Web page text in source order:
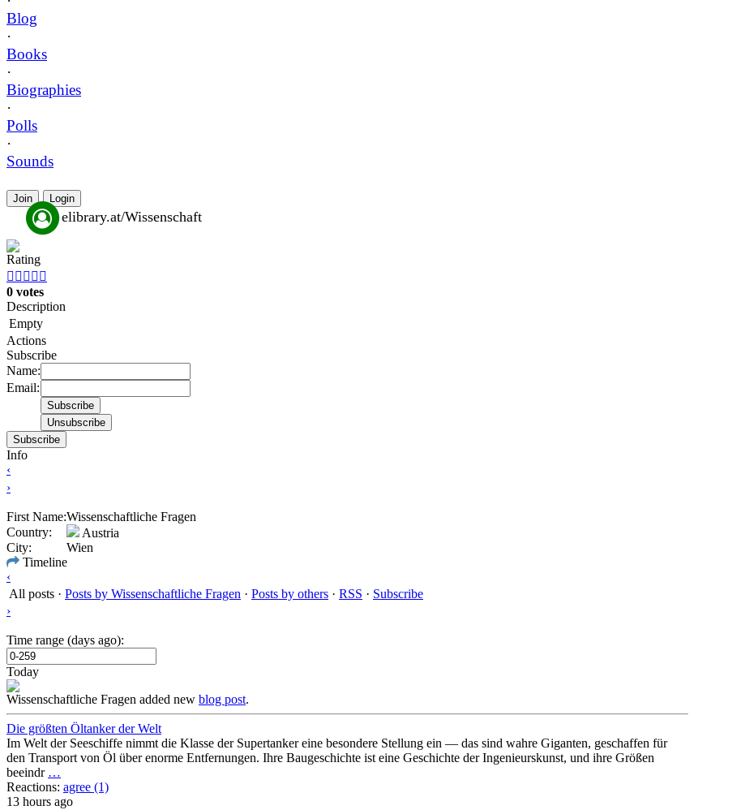
Blog
·
Books
·
Biographies
·
Polls
·
Sounds
Join Login
elibrary.at/Wissenschaft
Rating
    
0 votes
Description
Empty
Actions
Subscribe
Name:
Email:
Subscribe
Info
‹
›
First Name:Wissenschaftliche Fragen
Country:
Austria
City:
Wien
Timeline
‹
All posts · Posts by Wissenschaftliche Fragen · Posts by others · RSS · Subscribe
›
Time range (days ago):
Today
Wissenschaftliche Fragen added new blog post.
Die größten Öltanker der Welt
Im Welt der Seeschiffe nimmt die Klasse der Supertanker eine besondere Stellung ein — das sind wahre Giganten, geschaffen für
den Transport von Öl über enorme Entfernungen. Ihre Baugeschichte ist eine Geschichte der Ingenieurskunst, und ihre Größen
beeindr …
Reactions: agree (1)
13 hours ago